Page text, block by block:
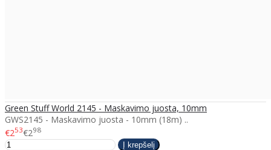
Green Stuff World 2145 - Maskavimo juosta, 10mm
GWS2145 - Maskavimo juosta - 10mm (18m) ..
€253€298